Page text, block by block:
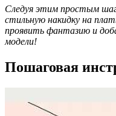
Следуя этим простым
стильную накидку на
проявить фантазию и
модели!
Пошаговая